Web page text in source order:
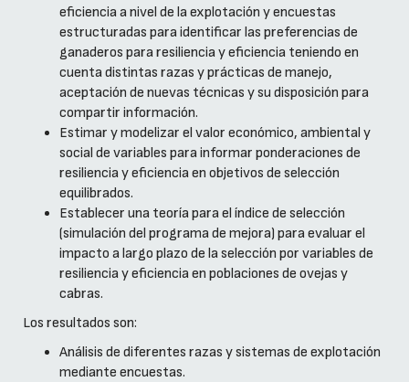
eficiencia a nivel de la explotación y encuestas
estructuradas para identificar las preferencias de
ganaderos para resiliencia y eficiencia teniendo en
cuenta distintas razas y prácticas de manejo,
aceptación de nuevas técnicas y su disposición para
compartir información.
Estimar y modelizar el valor económico, ambiental y
social de variables para informar ponderaciones de
resiliencia y eficiencia en objetivos de selección
equilibrados.
Establecer una teoría para el índice de selección
(simulación del programa de mejora) para evaluar el
impacto a largo plazo de la selección por variables de
resiliencia y eficiencia en poblaciones de ovejas y
cabras.
Los resultados son:
Análisis de diferentes razas y sistemas de explotación
mediante encuestas.